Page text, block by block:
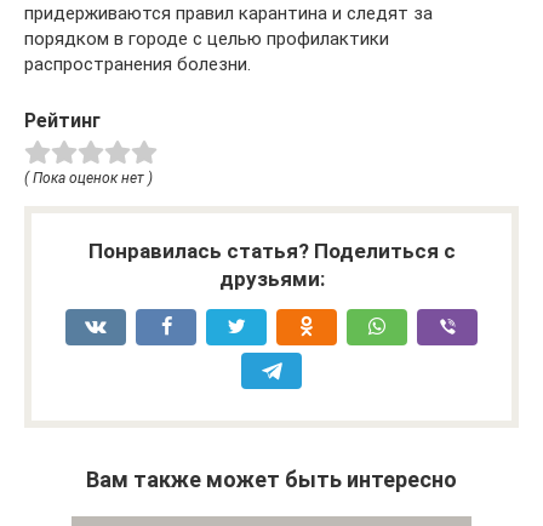
придерживаются правил карантина и следят за
порядком в городе с целью профилактики
распространения болезни.
Рейтинг
( Пока оценок нет )
Понравилась статья? Поделиться с
друзьями:
Вам также может быть интересно